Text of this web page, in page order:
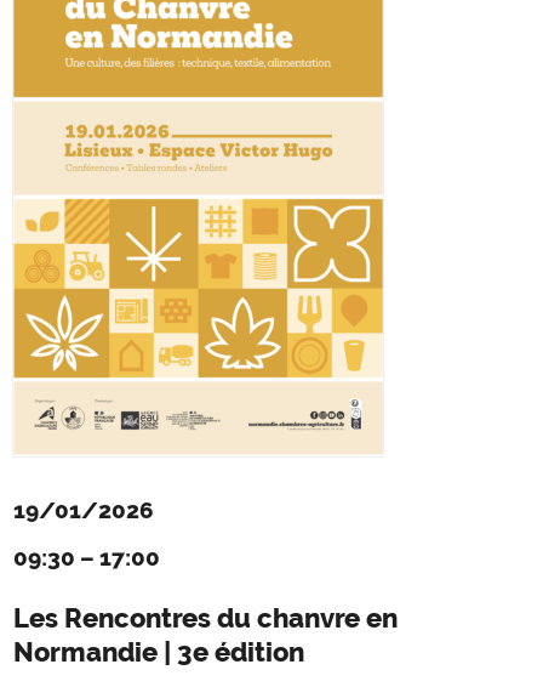
19/01/2026
09:30 – 17:00
Les Rencontres du chanvre en
Normandie | 3e édition